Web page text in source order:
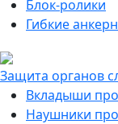
Блок-ролики
Гибкие
Защита органов
Вкладыши
Наушники